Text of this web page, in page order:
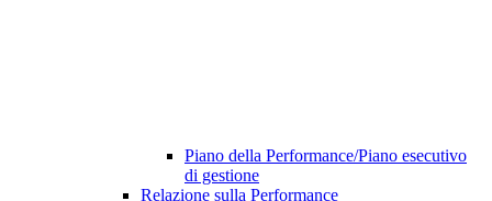
Piano della Performance/Piano esecutivo
di gestione
Relazione sulla Performance